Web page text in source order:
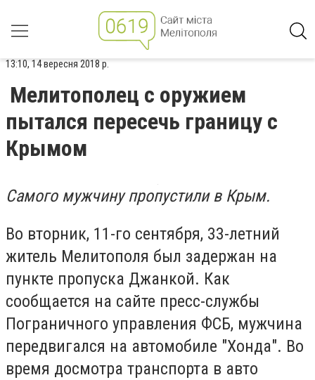
13:10, 14 вересня 2018 р.
Мелитополец с оружием
пытался пересечь границу с
Крымом
Самого мужчину пропустили в Крым.
Во вторник, 11-го сентября, 33-летний
житель Мелитополя был задержан на
пункте пропуска Джанкой. Как
сообщается на сайте пресс-службы
Пограничного управления ФСБ, мужчина
передвигался на автомобиле "Хонда". Во
время досмотра транспорта в авто